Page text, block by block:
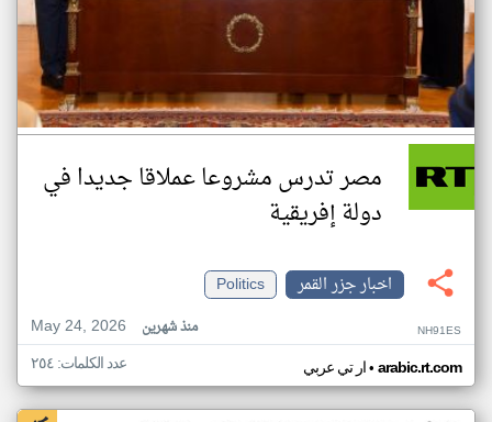
مصر تدرس مشروعا عملاقا جديدا في
دولة إفريقية
اخبار جزر القمر
Politics
May 24, 2026
منذ شهرين NH91ES
ار تي عربي• arabic.rt.com عدد الكلمات: ٢٥٤